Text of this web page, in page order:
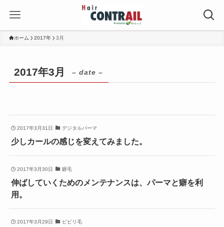
ホーム 2017年 3月
2017年3月 – date –
2017年3月31日 デジタルパーマ
少しカールの感じを変えてみました。
2017年3月30日 癖毛
伸ばしていくためのメンテナンスは、パーマと癖を利
用。
2017年3月29日 ビビリ毛